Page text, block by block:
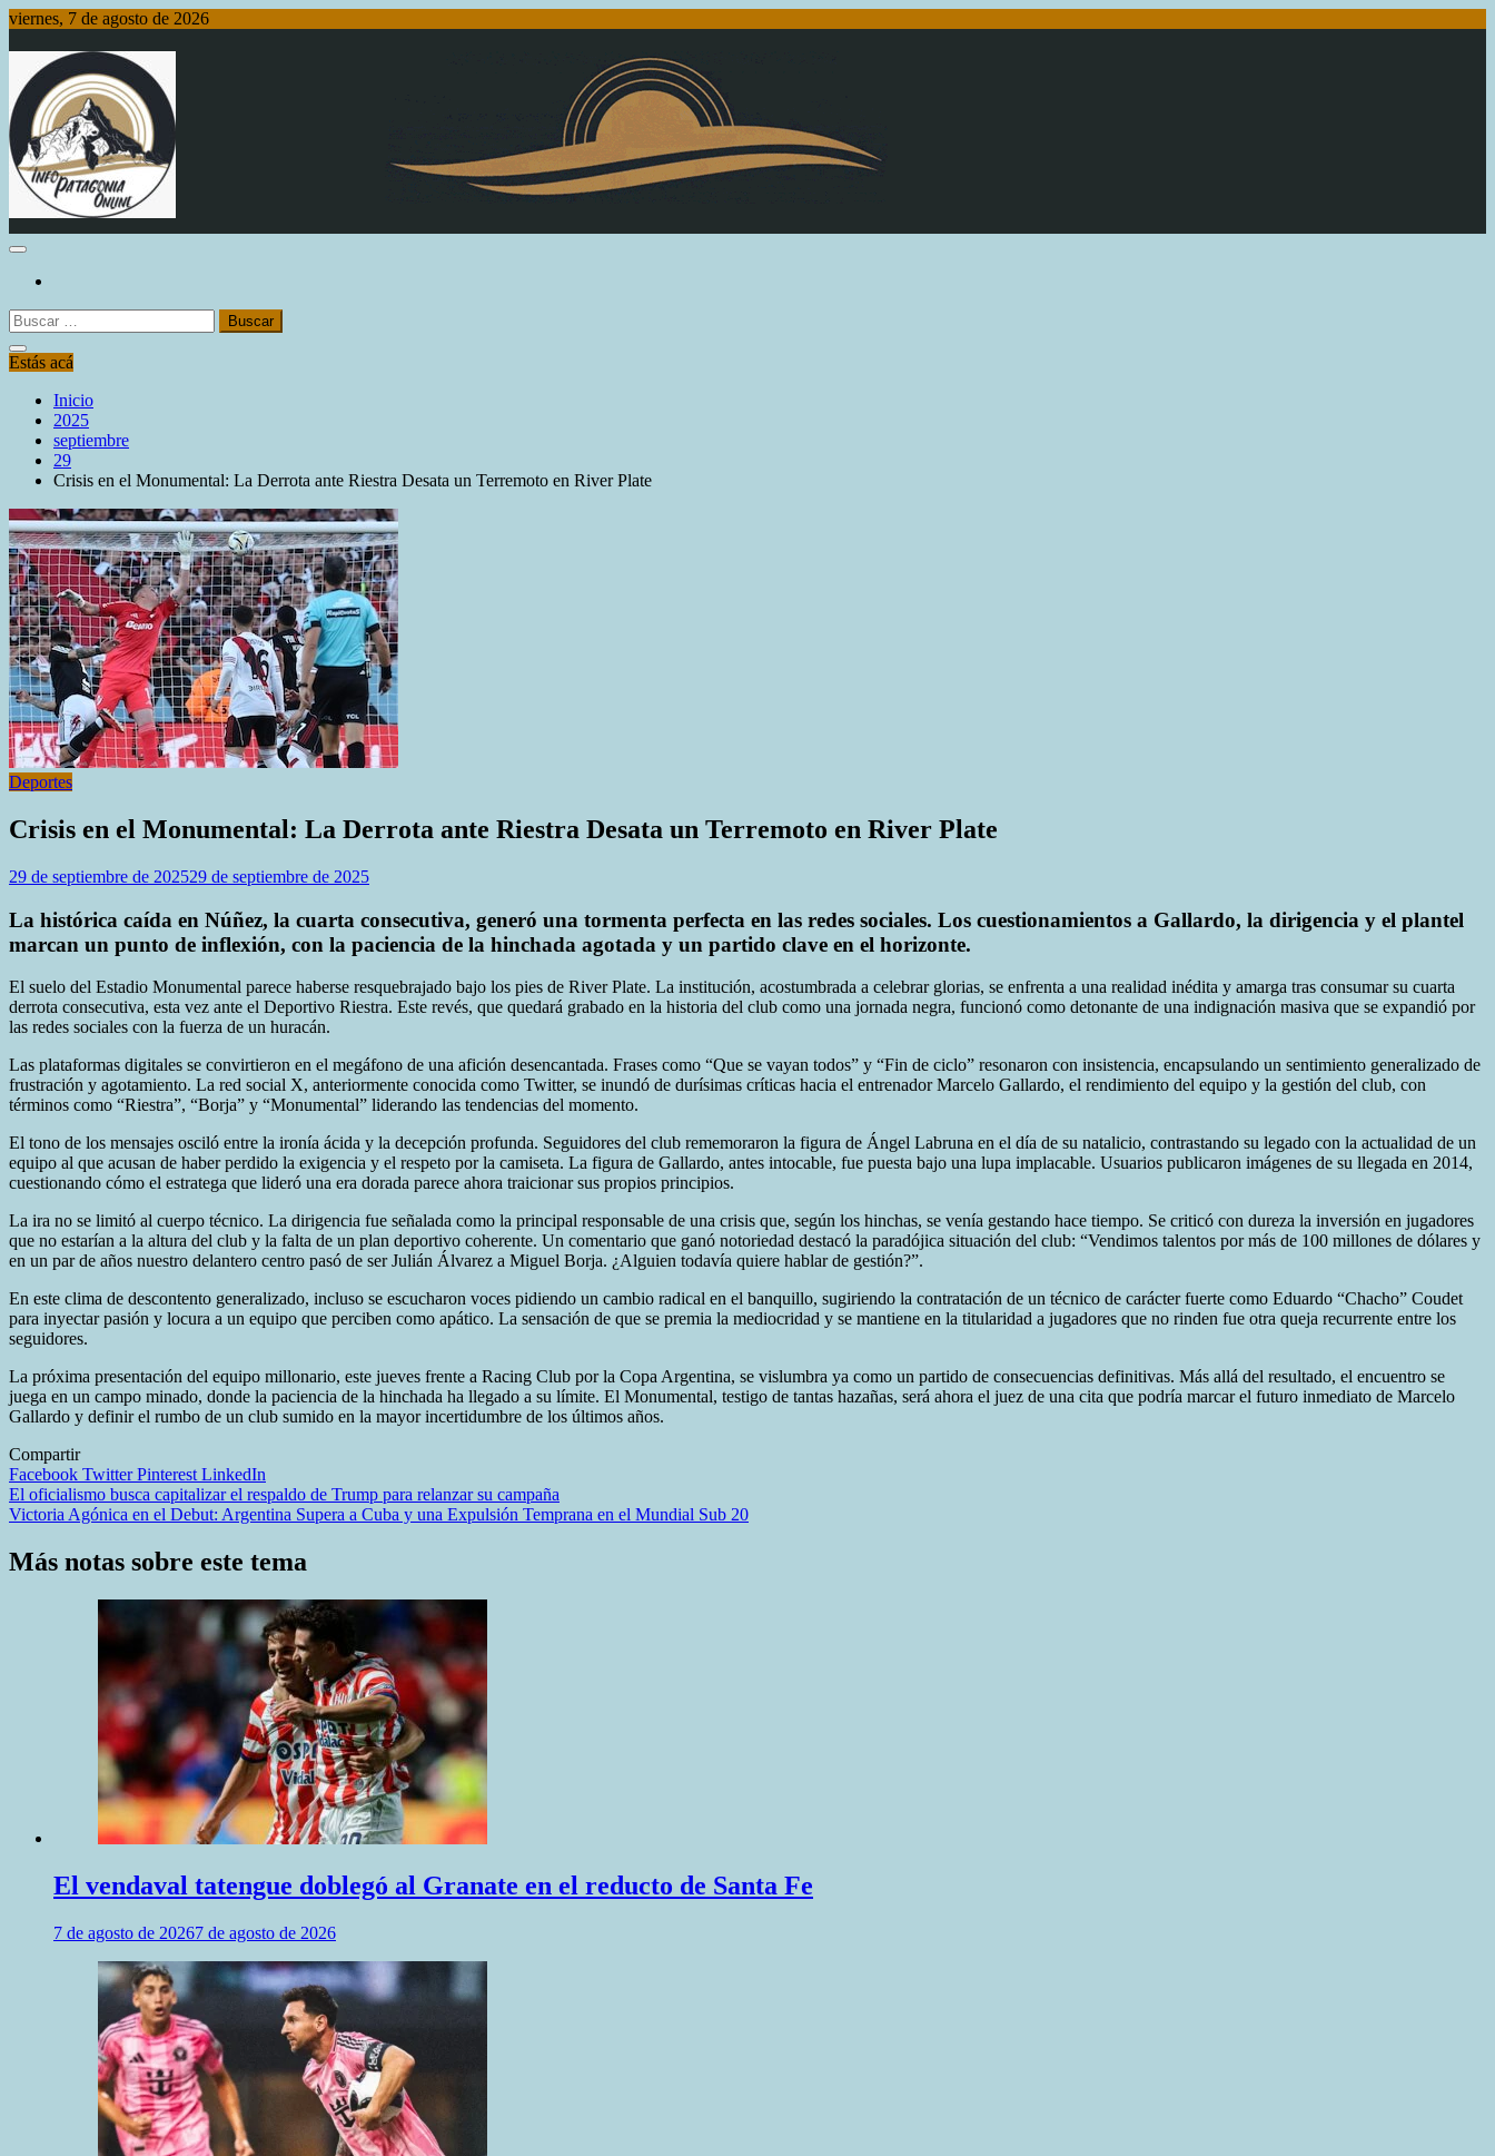
Saltar
contenido
viernes, 7 de agosto de 2026
Info Patagonia Online
Buscar:
Estás acá
Inicio
2025
septiembre
29
Crisis en el Monumental: La Derrota ante Riestra Desata un Terremoto en River Plate
Deportes
Crisis en el Monumental: La Derrota ante Riestra Desata un Terremoto en River Plate
29 de septiembre de 202529 de septiembre de 2025
La histórica caída en Núñez, la cuarta consecutiva, generó una tormenta perfecta en las redes sociales. Los cuestionamientos a Gallardo, la dirigencia y el plantel
marcan un punto de inflexión, con la paciencia de la hinchada agotada y un partido clave en el horizonte.
El suelo del Estadio Monumental parece haberse resquebrajado bajo los pies de River Plate. La institución, acostumbrada a celebrar glorias, se enfrenta a una realidad inédita y amarga tras consumar su cuarta
derrota consecutiva, esta vez ante el Deportivo Riestra. Este revés, que quedará grabado en la historia del club como una jornada negra, funcionó como detonante de una indignación masiva que se expandió por
las redes sociales con la fuerza de un huracán.
Las plataformas digitales se convirtieron en el megáfono de una afición desencantada. Frases como “Que se vayan todos” y “Fin de ciclo” resonaron con insistencia, encapsulando un sentimiento generalizado de
frustración y agotamiento. La red social X, anteriormente conocida como Twitter, se inundó de durísimas críticas hacia el entrenador Marcelo Gallardo, el rendimiento del equipo y la gestión del club, con
términos como “Riestra”, “Borja” y “Monumental” liderando las tendencias del momento.
El tono de los mensajes osciló entre la ironía ácida y la decepción profunda. Seguidores del club rememoraron la figura de Ángel Labruna en el día de su natalicio, contrastando su legado con la actualidad de un
equipo al que acusan de haber perdido la exigencia y el respeto por la camiseta. La figura de Gallardo, antes intocable, fue puesta bajo una lupa implacable. Usuarios publicaron imágenes de su llegada en 2014,
cuestionando cómo el estratega que lideró una era dorada parece ahora traicionar sus propios principios.
La ira no se limitó al cuerpo técnico. La dirigencia fue señalada como la principal responsable de una crisis que, según los hinchas, se venía gestando hace tiempo. Se criticó con dureza la inversión en jugadores
que no estarían a la altura del club y la falta de un plan deportivo coherente. Un comentario que ganó notoriedad destacó la paradójica situación del club: “Vendimos talentos por más de 100 millones de dólares y
en un par de años nuestro delantero centro pasó de ser Julián Álvarez a Miguel Borja. ¿Alguien todavía quiere hablar de gestión?”.
En este clima de descontento generalizado, incluso se escucharon voces pidiendo un cambio radical en el banquillo, sugiriendo la contratación de un técnico de carácter fuerte como Eduardo “Chacho” Coudet
para inyectar pasión y locura a un equipo que perciben como apático. La sensación de que se premia la mediocridad y se mantiene en la titularidad a jugadores que no rinden fue otra queja recurrente entre los
seguidores.
La próxima presentación del equipo millonario, este jueves frente a Racing Club por la Copa Argentina, se vislumbra ya como un partido de consecuencias definitivas. Más allá del resultado, el encuentro se
juega en un campo minado, donde la paciencia de la hinchada ha llegado a su límite. El Monumental, testigo de tantas hazañas, será ahora el juez de una cita que podría marcar el futuro inmediato de Marcelo
Gallardo y definir el rumbo de un club sumido en la mayor incertidumbre de los últimos años.
Compartir
Facebook TwitterPinterest LinkedIn
Navegación
de
entradas
El oficialismo busca capitalizar el respaldo de Trump para relanzar su campaña
Victoria Agónica en el Debut: Argentina Supera a Cuba y una Expulsión Temprana en el Mundial Sub 20
Más notas sobre este tema
El vendaval tatengue doblegó al Granate en el reducto de Santa Fe
7 de agosto de 20267 de agosto de 2026